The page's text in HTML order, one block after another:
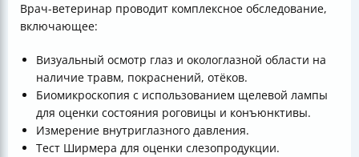
Врач-ветеринар проводит комплексное обследование,
включающее:
Визуальный осмотр глаз и окологлазной области на
наличие травм, покраснений, отёков.
Биомикроскопия с использованием щелевой лампы
для оценки состояния роговицы и конъюнктивы.
Измерение внутриглазного давления.
Тест Ширмера для оценки слезопродукции.